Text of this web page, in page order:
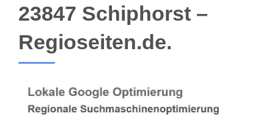
23847 Schiphorst –
Regioseiten.de.